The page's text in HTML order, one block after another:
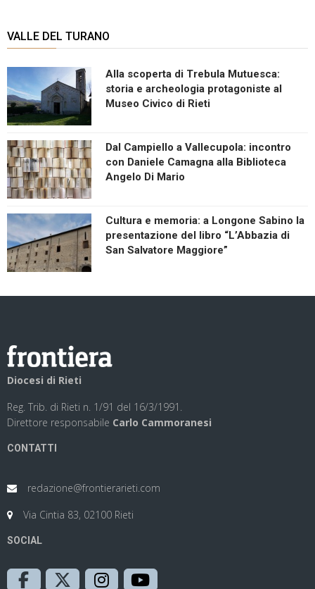
VALLE DEL TURANO
Alla scoperta di Trebula Mutuesca:
storia e archeologia protagoniste al
Museo Civico di Rieti
Dal Campiello a Vallecupola: incontro
con Daniele Camagna alla Biblioteca
Angelo Di Mario
Cultura e memoria: a Longone Sabino la
presentazione del libro “L’Abbazia di
San Salvatore Maggiore”
Diocesi di Rieti
Reg. Trib. di Rieti n. 1/91 del 16/3/1991.
Direttore responsabile Carlo Cammoranesi
CONTATTI
redazione@frontierarieti.com
Via Cintia 83, 02100 Rieti
SOCIAL